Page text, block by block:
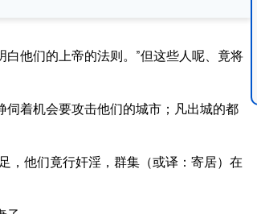
他们的上帝的法则。”但这些人呢、竟将
着机会要攻击他们的城市；凡出城的都
，他们竟行奸淫，群集（或译：寄居）在